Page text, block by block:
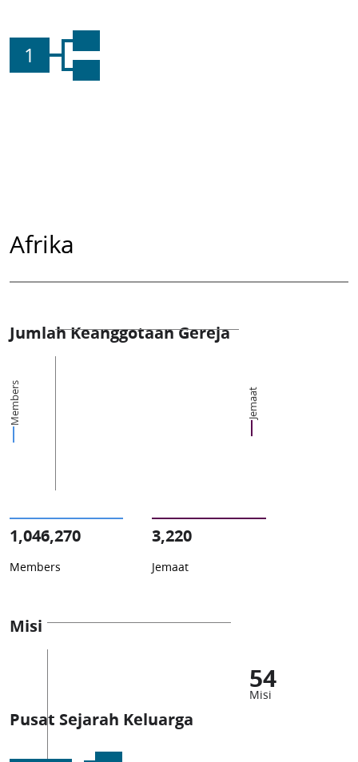
1
Afrika
Jumlah Keanggotaan Gereja
Members Jemaat
1,046,270
Members
3,220
Jemaat
Misi
54
Misi
Pusat Sejarah Keluarga